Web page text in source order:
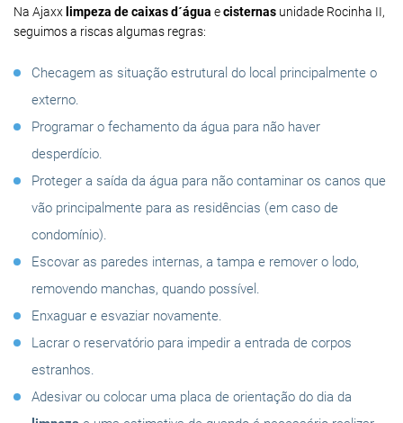
Na Ajaxx limpeza de caixas d´água ecisternas unidade Rocinha II,
seguimos a riscas algumas regras:
Checagem as situação estrutural do local principalmente o
externo.
Programar o fechamento da água para não haver
desperdício.
Proteger a saída da água para não contaminar os canos que
vão principalmente para as residências (em caso de
condomínio).
Escovar as paredes internas, a tampa e remover o lodo,
removendo manchas, quando possível.
Enxaguar e esvaziar novamente.
Lacrar o reservatório para impedir a entrada de corpos
estranhos.
Adesivar ou colocar uma placa de orientação do dia da